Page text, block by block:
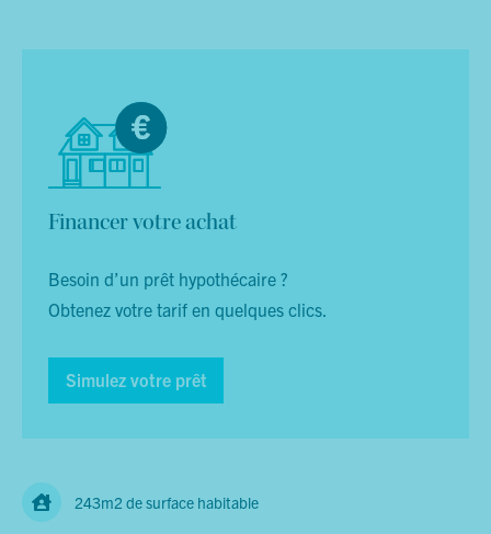
Financer votre achat
Besoin d’un prêt hypothécaire ?
Obtenez votre tarif en quelques clics.
Simulez votre prêt
243m2 de surface habitable